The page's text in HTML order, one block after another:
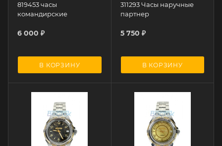
819453 часы
командирские
6 000 ₽
В КОРЗИНУ
311293 Часы наручные
партнер
5 750 ₽
В КОРЗИНУ